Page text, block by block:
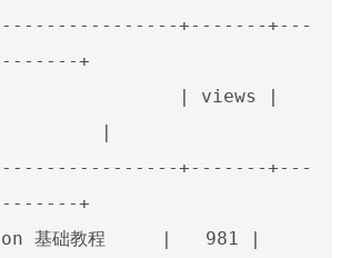
+-------+---
+
| views |
|
+-------+---
+
基础教程     |   981 |